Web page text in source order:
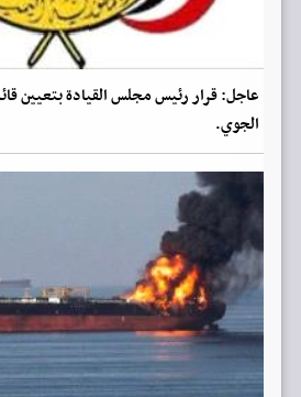
عاجل: قرار رئيس مجلس القيادة بتعيين
الجوي.